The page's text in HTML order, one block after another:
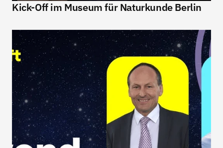
Kick-Off im Museum für Naturkunde Berlin